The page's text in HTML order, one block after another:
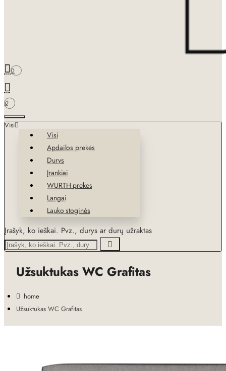
0
0
Visi
Visi
Apdailos prekės
Durys
Įrankiai
WURTH prekes
Langai
Lauko stoginės
Įrašyk, ko ieškai. Pvz., durys ar durų užraktas
Užsuktukas WC Grafitas
home
Užsuktukas WC Grafitas